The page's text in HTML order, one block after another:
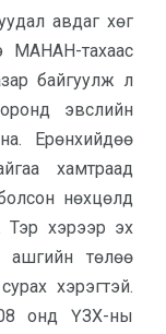
авдаг хөг
МАНАН-тахаас
байгуулж л
эвслийн
Ерөнхийдөө
хамтраад
нөхцөлд
хэрээр эх
ашгийн төлөө
хэрэгтэй.
онд ҮЗХ-ны